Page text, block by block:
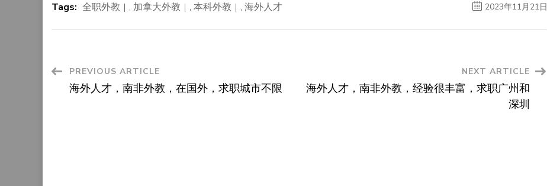
Tags: 全职外教 , 加拿大外教 , 本科外教 , 海外人才 2023年11月21日
Post
Navigation
PREVIOUS ARTICLE
海外人才，南非外教，在国外，求职城市不限
NEXT ARTICLE
海外人才，南非外教，经验很丰富，求职广州和
深圳